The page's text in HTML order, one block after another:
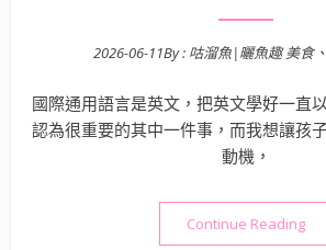
Posted
2026-06-11By : 咕溜魚|曬魚趣 美食
國際通用語言是英文，把英文學好一直
認為很重要的其中一件事，而我想讓孩
動機，
Continue Reading“